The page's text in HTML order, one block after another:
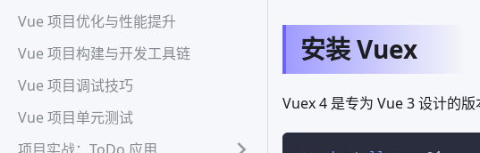
Vue 项目优化与性能提升
Vue 项目构建与开发工具链
Vue 项目调试技巧
Vue 项目单元测试
安装 Vuex
Vuex 4 是专为 Vue 3 设计的版